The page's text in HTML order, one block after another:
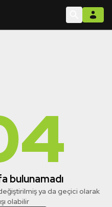
bulunamadı
değiştirilmiş ya da geçici olarak
olabilir